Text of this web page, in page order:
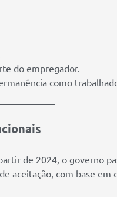
do empregador.
como
de 2024, o governo
aceitação, com base em